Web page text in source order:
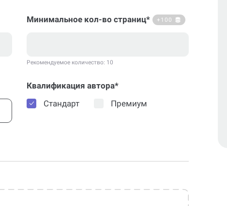
Минимальное кол-во страниц* +100
Рекомендуемое количество: 10
Квалификация автора*
Стандарт
Премиум